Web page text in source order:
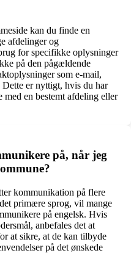
kan du finde en
afdelinger og
for specifikke oplysninger
på den pågældende
som e-mail,
er nyttigt, hvis du har
en bestemt afdeling eller
på, når jeg
kommunikation på flere
primære sprog, vil mange
på engelsk. Hvis
anbefales det at
at sikre, at de kan tilbyde
på det ønskede